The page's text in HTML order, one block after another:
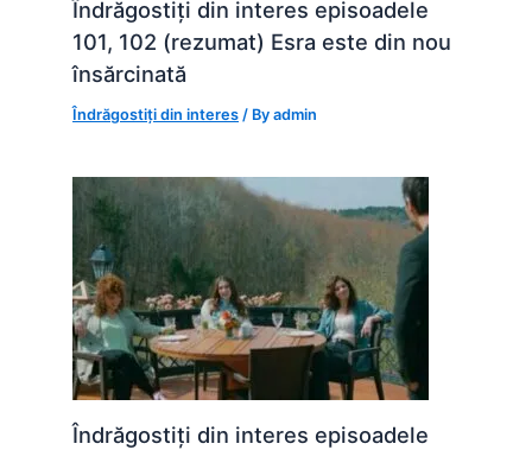
Îndrăgostiți din interes episoadele
101, 102 (rezumat) Esra este din nou
însărcinată
Îndrăgostiți din interes / Byadmin
Îndrăgostiți din interes episoadele